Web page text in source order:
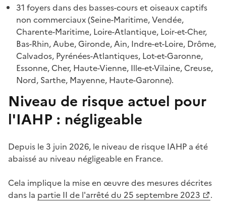
31 foyers dans des basses-cours et oiseaux captifs
non commerciaux (Seine-Maritime, Vendée,
Charente-Maritime, Loire-Atlantique, Loir-et-Cher,
Bas-Rhin, Aube, Gironde, Ain, Indre-et-Loire, Drôme,
Calvados, Pyrénées-Atlantiques, Lot-et-Garonne,
Essonne, Cher, Haute-Vienne, Ille-et-Vilaine, Creuse,
Nord, Sarthe, Mayenne, Haute-Garonne).
Niveau de risque actuel pour
l'IAHP : négligeable
Depuis le 3 juin 2026, le niveau de risque IAHP a été
abaissé au niveau négligeable en France.
Cela implique la mise en œuvre des mesures décrites
dans la partie II de l'arrêté du 25 septembre 2023
.